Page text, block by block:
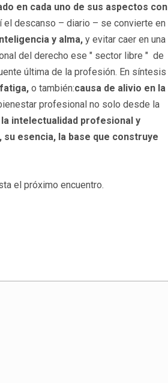
en cada uno de sus aspectos con
el descanso – diario – se convierte en
y alma, y evitar caer en una
del derecho ese " sector libre " de
última de la profesión. En síntesis
o también:causa de alivio en la
profesional no solo desde la
intelectualidad profesional y
esencia, la base que construye
el próximo encuentro.